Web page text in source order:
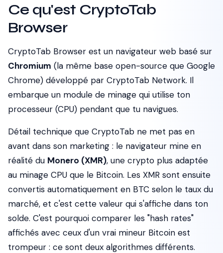
Ce qu'est CryptoTab
Browser
CryptoTab Browser est un navigateur web basé sur
Chromium (la même base open-source que Google
Chrome) développé par CryptoTab Network. Il
embarque un module de minage qui utilise ton
processeur (CPU) pendant que tu navigues.
Détail technique que CryptoTab ne met pas en
avant dans son marketing : le navigateur mine en
réalité du Monero (XMR), une crypto plus adaptée
au minage CPU que le Bitcoin. Les XMR sont ensuite
convertis automatiquement en BTC selon le taux du
marché, et c'est cette valeur qui s'affiche dans ton
solde. C'est pourquoi comparer les "hash rates"
affichés avec ceux d'un vrai mineur Bitcoin est
trompeur : ce sont deux algorithmes différents.